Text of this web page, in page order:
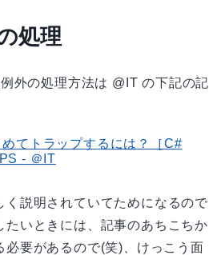
処理
外の処理方法は @IT の下記の記
てトラップするには？［C#
- ＠IT
く説明されていてためになるので
たいときには、記事のあちこちか
必要があるので(笑)、けっこう面